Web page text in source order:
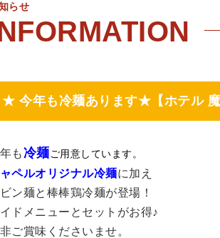
らせ
★ 今年も冷麺あります★【ホテル 魔
も冷麺ご用意しています。
ペルオリジナル冷麺に加え
ン麺と 棒棒鶏冷麺が登場！
ドメニューとセットがお得♪
ご賞味くださいませ。